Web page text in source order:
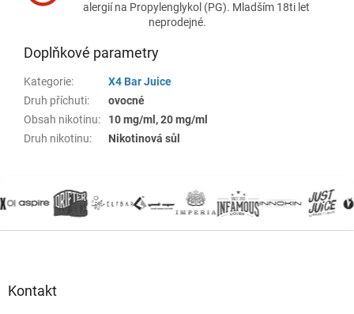
alergií na Propylenglykol (PG). Mladším 18ti let
neprodejné.
Doplňkové parametry
Kategorie:
X4 Bar Juice
Druh příchuti:
ovocné
Obsah nikotinu:
10 mg/ml, 20 mg/ml
Druh nikotinu: Nikotinová sůl
Kontakt